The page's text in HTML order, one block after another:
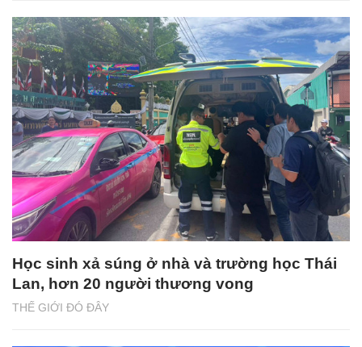
THẾ GIỚI ĐÓ ĐÂY
Học sinh xả súng ở nhà và trường học Thái
Lan, hơn 20 người thương vong